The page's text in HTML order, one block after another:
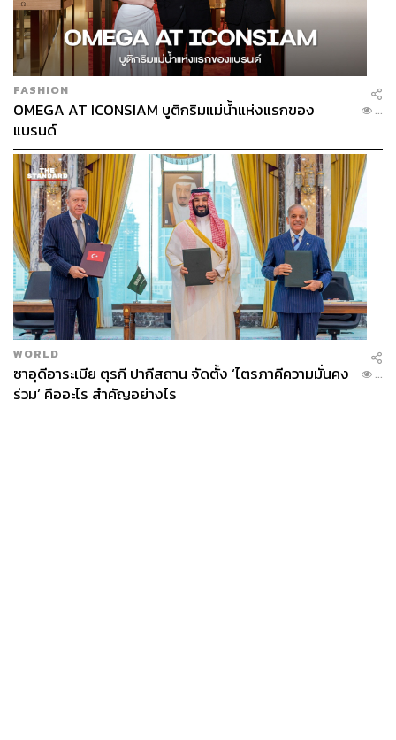
FASHION
OMEGA AT ICONSIAM บูติกริมแม่น้ำแห่งแรกของ
แบรนด์
...
WORLD
ซาอุดีอาระเบีย ตุรกี ปากีสถาน จัดตั้ง ‘ไตรภาคีความมั่นคง
ร่วม’ คืออะไร สำคัญอย่างไร
...